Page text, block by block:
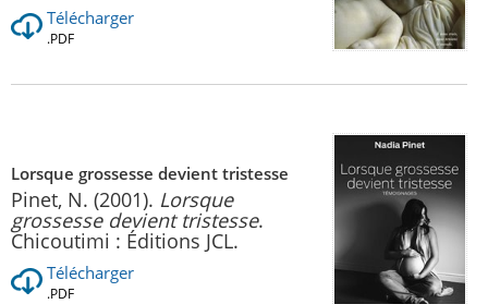
Télécharger
.PDF
Lorsque grossesse devient tristesse
Pinet, N. (2001). Lorsque
grossesse devient tristesse.
Chicoutimi : Éditions JCL.
Télécharger
.PDF